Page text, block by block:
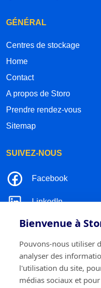
Bienvenue à
Pouvons-nous utiliser
analyser des
l'utilisation du site,
médias sociaux et
GÉNÉRAL
Centres de stockage
Home
Contact
A propos de Storo
Prendre rendez-vous
Sitemap
SUIVEZ-NOUS
Facebook
LinkedIn
Instagram
TikTok